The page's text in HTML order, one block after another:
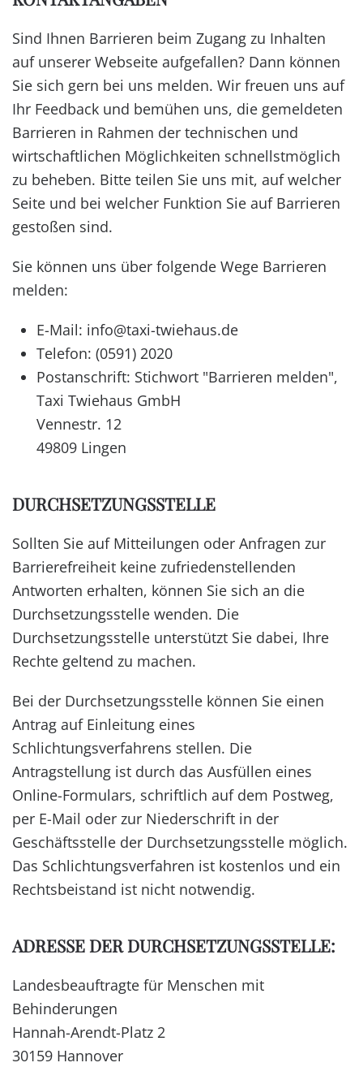
Sind Ihnen Barrieren beim Zugang zu Inhalten
auf unserer Webseite aufgefallen? Dann können
Sie sich gern bei uns melden. Wir freuen uns auf
Ihr Feedback und bemühen uns, die gemeldeten
Barrieren in Rahmen der technischen und
wirtschaftlichen Möglichkeiten schnellstmöglich
zu beheben. Bitte teilen Sie uns mit, auf welcher
Seite und bei welcher Funktion Sie auf Barrieren
gestoßen sind.
Sie können uns über folgende Wege Barrieren
melden:
E-Mail: info@taxi-twiehaus.de
Telefon: (0591) 2020
Postanschrift: Stichwort "Barrieren melden",
Taxi Twiehaus GmbH
Vennestr. 12
49809 Lingen
DURCHSETZUNGSSTELLE
Sollten Sie auf Mitteilungen oder Anfragen zur
Barrierefreiheit keine zufriedenstellenden
Antworten erhalten, können Sie sich an die
Durchsetzungsstelle wenden. Die
Durchsetzungsstelle unterstützt Sie dabei, Ihre
Rechte geltend zu machen.
Bei der Durchsetzungsstelle können Sie einen
Antrag auf Einleitung eines
Schlichtungsverfahrens stellen. Die
Antragstellung ist durch das Ausfüllen eines
Online-Formulars, schriftlich auf dem Postweg,
per E-Mail oder zur Niederschrift in der
Geschäftsstelle der Durchsetzungsstelle möglich.
Das Schlichtungsverfahren ist kostenlos und ein
Rechtsbeistand ist nicht notwendig.
ADRESSE DER DURCHSETZUNGSSTELLE:
Landesbeauftragte für Menschen mit
Behinderungen
Hannah-Arendt-Platz 2
30159 Hannover